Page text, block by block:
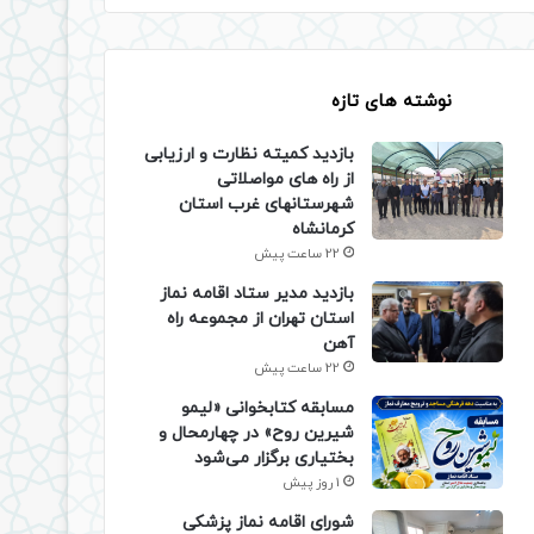
نوشته های تازه
بازدید کمیته نظارت و ارزیابی
از راه های مواصلاتی
شهرستانهای غرب استان
کرمانشاه
22 ساعت پیش
بازدید مدیر ستاد اقامه نماز
استان تهران از مجموعه راه
آهن
22 ساعت پیش
مسابقه کتابخوانی «لیمو
شیرین روح» در چهارمحال و
بختیاری برگزار می‌شود
1 روز پیش
شورای اقامه نماز پزشکی